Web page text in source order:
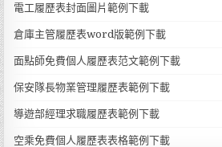
電工履歷表封面圖片範例下載
倉庫主管履歷表word版範例下載
面點師免費個人履歷表范文範例下載
保安隊長物業管理履歷表範例下載
導遊部經理求職履歷表範例下載
空乘免費個人履歷表表格範例下載